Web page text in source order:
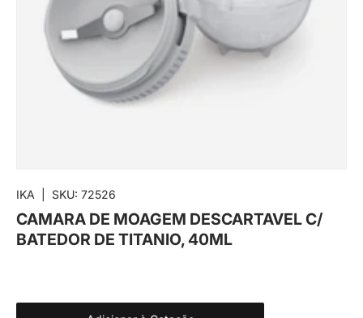
IKA SKU: 72526
CAMARA DE MOAGEM DESCARTAVEL C/
BATEDOR DE TITANIO, 40ML